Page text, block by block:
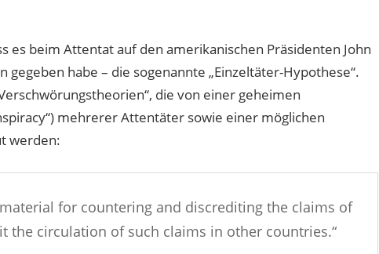
es beim Attentat auf den amerikanischen Präsidenten John
gegeben habe – die sogenannte „Einzeltäter-Hypothese“.
die von einer geheimen
mehrerer Attentäter sowie einer möglichen
werden:
for countering and discrediting the claims of
the circulation of such claims in other countries.“